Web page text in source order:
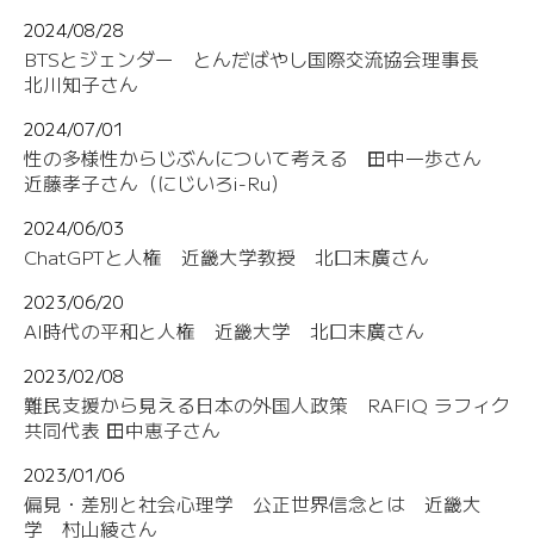
2024/08/28
BTSとジェンダー とんだばやし国際交流協会理事長
北川知子さん
2024/07/01
性の多様性からじぶんについて考える 田中一歩さん
近藤孝子さん（にじいろi-Ru）
2024/06/03
ChatGPTと人権 近畿大学教授 北口末廣さん
2023/06/20
AI時代の平和と人権 近畿大学 北口末廣さん
2023/02/08
難民支援から見える日本の外国人政策 RAFIQ ラフィク
共同代表 田中恵子さん
2023/01/06
偏見・差別と社会心理学 公正世界信念とは 近畿大
学 村山綾さん